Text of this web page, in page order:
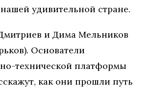
удивительной стране.
​​и ​​Дима​​ Мельников
Основатели
технической платформы
как они прошли путь